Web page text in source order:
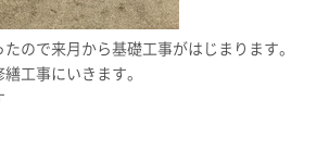
ので来月から基礎工事がはじまります。
工事にいきます。